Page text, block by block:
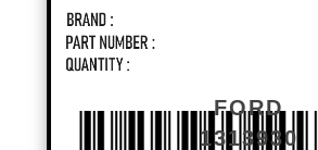
FORD
1313930